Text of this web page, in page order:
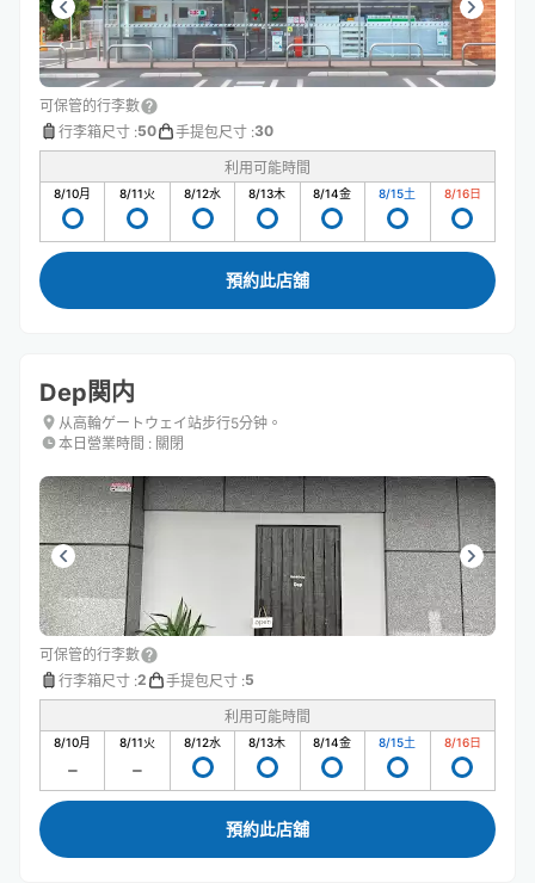
可保管的行李數
行李箱尺寸 :50 手提包尺寸 :30
利用可能時間
8/10月 8/11火 8/12水 8/13木 8/14金 8/15土 8/16日
預約此店舖
Dep関内
从高輪ゲートウェイ站步行5分钟。
本日營業時間 : 關閉
可保管的行李數
行李箱尺寸 :2 手提包尺寸 :5
利用可能時間
8/10月 8/11火 8/12水 8/13木 8/14金 8/15土 8/16日
預約此店舖